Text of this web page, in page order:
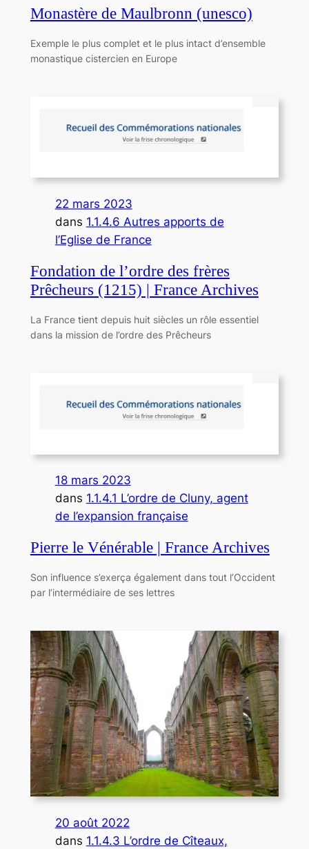
Monastère de Maulbronn (unesco)
Exemple le plus complet et le plus intact d’ensemble
monastique cistercien en Europe
22 mars 2023
dans 1.1.4.6 Autres apports de
l’Eglise de France
Fondation de l’ordre des frères
Prêcheurs (1215) | France Archives
La France tient depuis huit siècles un rôle essentiel
dans la mission de l’ordre des Prêcheurs
18 mars 2023
dans 1.1.4.1 L’ordre de Cluny, agent
de l’expansion française
Pierre le Vénérable | France Archives
Son influence s’exerça également dans tout l’Occident
par l’intermédiaire de ses lettres
20 août 2022
dans 1.1.4.3 L’ordre de Cîteaux,